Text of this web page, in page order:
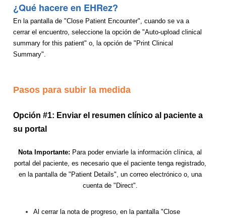
¿Qué hacere en EHRez?
En la pantalla de "Close Patient Encounter", cuando se va a
cerrar el encuentro, seleccione la opción de "Auto-upload clinical
summary for this patient" o, la opción de "Print Clinical
Summary".
Pasos para subir la medida
Opción #1: Enviar el resumen clínico al paciente a
su portal
Nota Importante: Para poder enviarle la información clínica, al
portal del paciente, es necesario que el paciente tenga registrado,
en la pantalla de "Patient Details", un correo electrónico o, una
cuenta de "Direct".
Al cerrar la nota de progreso, en la pantalla "Close